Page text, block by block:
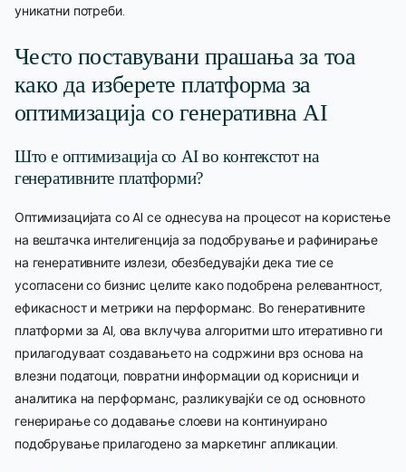
уникатни потреби.
Често поставувани прашања за тоа
како да изберете платформа за
оптимизација со генеративна AI
Што е оптимизација со AI во контекстот на
генеративните платформи?
Оптимизацијата со AI се однесува на процесот на користење
на вештачка интелигенција за подобрување и рафинирање
на генеративните излези, обезбедувајќи дека тие се
усогласени со бизнис целите како подобрена релевантност,
ефикасност и метрики на перформанс. Во генеративните
платформи за AI, ова вклучува алгоритми што итеративно ги
прилагодуваат создавањето на содржини врз основа на
влезни податоци, повратни информации од корисници и
аналитика на перформанс, разликувајќи се од основното
генерирање со додавање слоеви на континуирано
подобрување прилагодено за маркетинг апликации.